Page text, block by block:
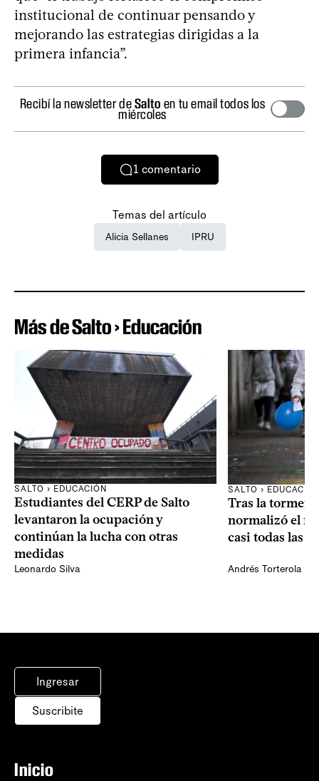
institucional de continuar pensando y
mejorando las estrategias dirigidas a la
primera infancia”.
Recibí la newsletter deSalto en tu email todos los
miércoles
1 comentario
Temas del artículo
Alicia Sellanes IPRU
Más de Salto › Educación
SALTO › EDUCACIÓN
Estudiantes del CERP de Salto
levantaron la ocupación y
continúan la lucha con otras
medidas
Leonardo Silva
SALTO ›
Tras la
normalizó el
casi todas las
Andrés Torterola
Ingresar
Suscribite
Inicio